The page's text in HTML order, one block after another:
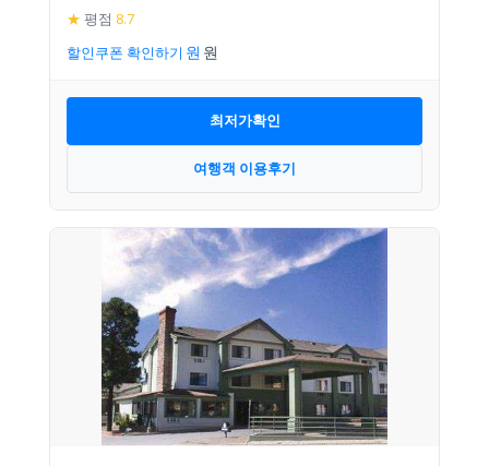
★ 평점 8.7
할인쿠폰 확인하기
최저가확인
여행객 이용후기